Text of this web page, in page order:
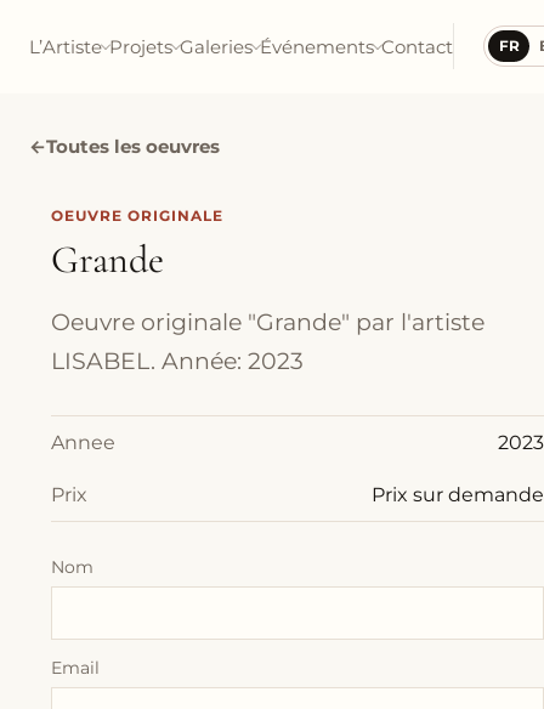
L’Artiste Projets Galeries Événements Contact FR
←Toutes les oeuvres
OEUVRE ORIGINALE
Grande
Oeuvre originale "Grande" par l'artiste
LISABEL. Année: 2023
Annee 2023
Prix Prix sur demande
Nom
Email